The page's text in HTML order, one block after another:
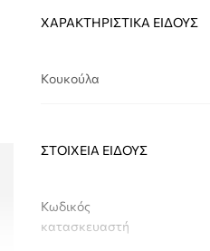
ΧΑΡΑΚΤΗΡΙΣΤΙΚΆ ΕΊΔΟΥΣ
Κουκούλα
ΣΤΟΙΧΕΊΑ ΕΊΔΟΥΣ
Κωδικός
κατασκευαστή